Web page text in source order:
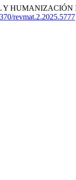
revmat.2.2025.5777